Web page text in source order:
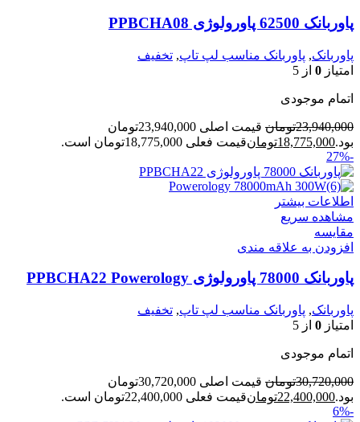
پاوربانک 62500 پاورولوژی PPBCHA08
پاوربانک, پاوربانک مناسب لپ تاپ, تخفیف
امتیاز 0 از 5
اتمام موجودی
23,940,000تومان
قیمت اصلی 23,940,000تومان
بود.18,775,000تومانقیمت فعلی 18,775,000تومان است.
-27%
اطلاعات بیشتر
مشاهده سریع
مقایسه
افزودن به علاقه مندی
پاوربانک 78000 پاورولوژی PPBCHA22 Powerology
پاوربانک, پاوربانک مناسب لپ تاپ, تخفیف
امتیاز 0 از 5
اتمام موجودی
30,720,000تومان
قیمت اصلی 30,720,000تومان
بود.22,400,000تومانقیمت فعلی 22,400,000تومان است.
-6%